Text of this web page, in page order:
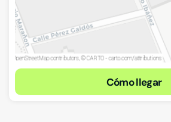
Cómo llegar